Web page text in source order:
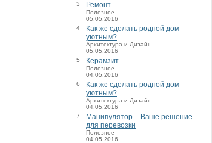
3
Ремонт
Полезное
05.05.2016
4
Как же сделать родной дом
уютным?
Архитектура и Дизайн
05.05.2016
5
Керамзит
Полезное
04.05.2016
6
Как же сделать родной дом
уютным?
Архитектура и Дизайн
04.05.2016
7
Манипулятор – Ваше решение
для перевозки
Полезное
04.05.2016